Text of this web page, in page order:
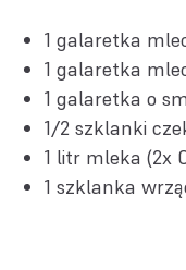
1 galaretka
1 galaretka
1 galaretka o
1/2 szklanki
1 litr mleka (2x
1 szklanka